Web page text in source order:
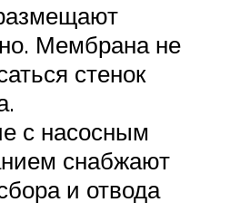
Мембрана не
стенок
с насосным
снабжают
и отвода